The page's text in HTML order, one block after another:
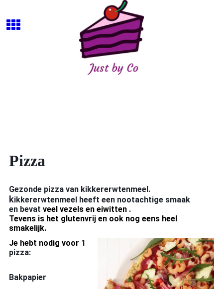
Pizza
Gezonde pizza van kikkererwtenmeel.
kikkererwtenmeel heeft een nootachtige smaak
en bevat veel vezels en eiwitten .
Tevens is het glutenvrij en ook nog eens heel
smakelijk.
Je hebt nodig voor 1
pizza:
Bakpapier